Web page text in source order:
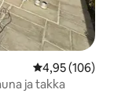
4,95 (106)
ja takka